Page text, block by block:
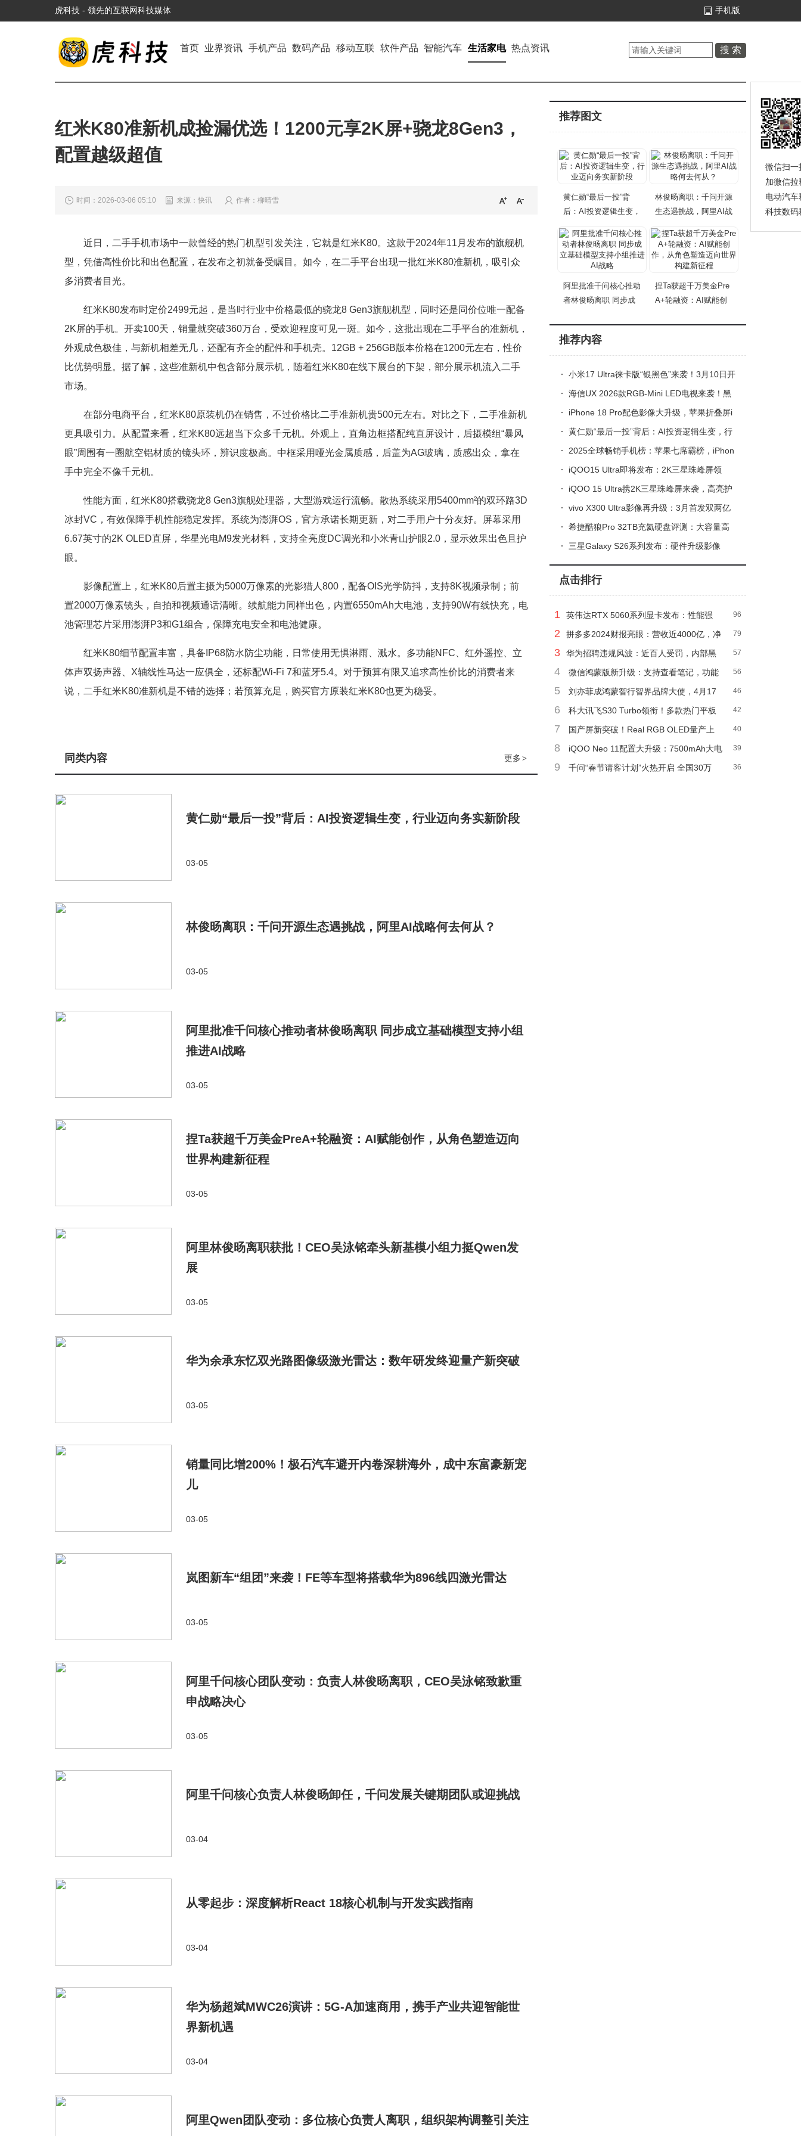
手机版
虎科技 - 领先的互联网科技媒体
首页 业界资讯 手机产品 数码产品 移动互联 软件产品 智能汽车 生活家电 热点资讯
红米K80准新机成捡漏优选！1200元享2K屏+骁龙8Gen3，
配置越级超值
时间：2026-03-06 05:10 来源：快讯 作者：柳晴雪
近日，二手手机市场中一款曾经的热门机型引发关注，它就是红米K80。这款于2024年11月发布的旗舰机
型，凭借高性价比和出色配置，在发布之初就备受瞩目。如今，在二手平台出现一批红米K80准新机，吸引众
多消费者目光。
红米K80发布时定价2499元起，是当时行业中价格最低的骁龙8 Gen3旗舰机型，同时还是同价位唯一配备
2K屏的手机。开卖100天，销量就突破360万台，受欢迎程度可见一斑。如今，这批出现在二手平台的准新机，
外观成色极佳，与新机相差无几，还配有齐全的配件和手机壳。12GB + 256GB版本价格在1200元左右，性价
比优势明显。据了解，这些准新机中包含部分展示机，随着红米K80在线下展台的下架，部分展示机流入二手
市场。
在部分电商平台，红米K80原装机仍在销售，不过价格比二手准新机贵500元左右。对比之下，二手准新机
更具吸引力。从配置来看，红米K80远超当下众多千元机。外观上，直角边框搭配纯直屏设计，后摄模组“暴风
眼”周围有一圈航空铝材质的镜头环，辨识度极高。中框采用哑光金属质感，后盖为AG玻璃，质感出众，拿在
手中完全不像千元机。
性能方面，红米K80搭载骁龙8 Gen3旗舰处理器，大型游戏运行流畅。散热系统采用5400mm²的双环路3D
冰封VC，有效保障手机性能稳定发挥。系统为澎湃OS，官方承诺长期更新，对二手用户十分友好。屏幕采用
6.67英寸的2K OLED直屏，华星光电M9发光材料，支持全亮度DC调光和小米青山护眼2.0，显示效果出色且护
眼。
影像配置上，红米K80后置主摄为5000万像素的光影猎人800，配备OIS光学防抖，支持8K视频录制；前
置2000万像素镜头，自拍和视频通话清晰。续航能力同样出色，内置6550mAh大电池，支持90W有线快充，电
池管理芯片采用澎湃P3和G1组合，保障充电安全和电池健康。
红米K80细节配置丰富，具备IP68防水防尘功能，日常使用无惧淋雨、溅水。多功能NFC、红外遥控、立
体声双扬声器、X轴线性马达一应俱全，还标配Wi-Fi 7和蓝牙5.4。对于预算有限又追求高性价比的消费者来
说，二手红米K80准新机是不错的选择；若预算充足，购买官方原装红米K80也更为稳妥。
更多 >
同类内容
黄仁勋“最后一投”背后：AI投资逻辑生变，行业迈向务实新阶段
03-05
林俊旸离职：千问开源生态遇挑战，阿里AI战略何去何从？
03-05
阿里批准千问核心推动者林俊旸离职 同步成立基础模型支持小组
推进AI战略
03-05
捏Ta获超千万美金PreA+轮融资：AI赋能创作，从角色塑造迈向
世界构建新征程
03-05
阿里林俊旸离职获批！CEO吴泳铭牵头新基模小组力挺Qwen发
展
03-05
华为余承东忆双光路图像级激光雷达：数年研发终迎量产新突破
03-05
销量同比增200%！极石汽车避开内卷深耕海外，成中东富豪新宠
儿
03-05
岚图新车“组团”来袭！FE等车型将搭载华为896线四激光雷达
03-05
阿里千问核心团队变动：负责人林俊旸离职，CEO吴泳铭致歉重
申战略决心
03-05
阿里千问核心负责人林俊旸卸任，千问发展关键期团队或迎挑战
03-04
从零起步：深度解析React 18核心机制与开发实践指南
03-04
华为杨超斌MWC26演讲：5G-A加速商用，携手产业共迎智能世
界新机遇
03-04
阿里Qwen团队变动：多位核心负责人离职，组织架构调整引关注
推荐图文
黄仁勋“最后一投”背
后：AI投资逻辑生变，
林俊旸离职：千问开源
生态遇挑战，阿里AI战
阿里批准千问核心推动
者林俊旸离职 同步成
捏Ta获超千万美金Pre
A+轮融资：AI赋能创
推荐内容
小米17 Ultra徕卡版“银黑色”来袭！3月10日开
售，影像续航亮点多
海信UX 2026款RGB-Mini LED电视来袭！黑
科技傍身，游戏影音体验再升级
iPhone 18 Pro配色影像大升级，苹果折叠屏i
Phone Fold首推经典色走稳健路线
黄仁勋“最后一投”背后：AI投资逻辑生变，行
业迈向务实新阶段
2025全球畅销手机榜：苹果七席霸榜，iPhon
e 16系列前三，高端化趋势凸显
iQOO15 Ultra即将发布：2K三星珠峰屏领
衔，多项顶级配置亮相
iQOO 15 Ultra携2K三星珠峰屏来袭，高亮护
眼性能强，游戏体验再升级
vivo X300 Ultra影像再升级：3月首发双两亿
像素，性能续航全面突破
希捷酷狼Pro 32TB充氦硬盘评测：大容量高
性能，多盘位NAS存储优选
三星Galaxy S26系列发布：硬件升级影像
强，Galaxy AI打造主动智能新体验
点击排行
96
1
英伟达RTX 5060系列显卡发布：性能强
劲，起售价299美元
79
2
拼多多2024财报亮眼：营收近4000亿，净
利润大增八成！
57
3
华为招聘违规风波：近百人受罚，内部黑
产曝光？
56
4
微信鸿蒙版新升级：支持查看笔记，功能
更完善了！
46
5
刘亦菲成鸿蒙智行智界品牌大使，4月17
日品牌之夜等你来见！
42
6
科大讯飞S30 Turbo领衔！多款热门平板
学习机功能特色深度对比分析
40
7
国产屏新突破！Real RGB OLED量产上
市，OLED显示技术迎来革命？
39
8
iQOO Neo 11配置大升级：7500mAh大电
池+2K直屏，2499元起游戏党福音
36
9
千问“春节请客计划”火热开启 全国30万
微信扫一
加微信拉
电动汽车
科技数码